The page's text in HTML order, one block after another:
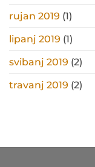
rujan 2019 (1)
lipanj 2019 (1)
svibanj 2019 (2)
travanj 2019 (2)